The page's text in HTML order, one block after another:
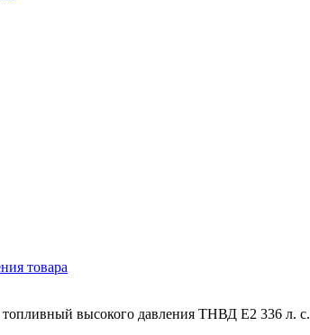
топливный высокого давления ТНВД Е2 336 л. с.